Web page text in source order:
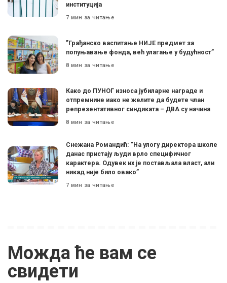
институција
7 мин за читање
”Грађанско васпитање НИЈЕ предмет за
попуњавање фонда, већ улагање у будућност”
8 мин за читање
Како до ПУНОГ износа јубиларне награде и
отпремнине иако не желите да будете члан
репрезентативног синдиката – ДВА су начина
8 мин за читање
Снежана Романдић: ”На улогу директора школе
данас пристају људи врло специфичног
карактера. Одувек их је постављала власт, али
никад није било овако”
7 мин за читање
Можда ће вам се
свидети